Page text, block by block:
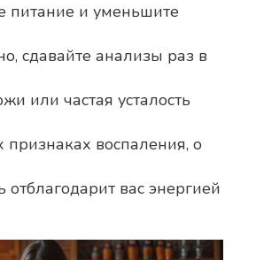
питание и уменьшите
сдавайте анализы раз в
или частая усталость
воспаления, о
вас энергией